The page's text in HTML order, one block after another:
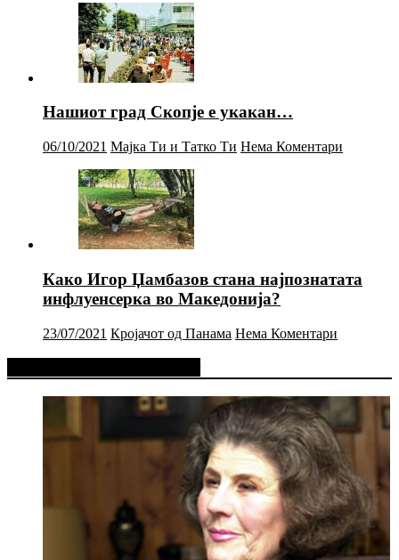
Нашиот град Скопје е укакан…
06/10/2021 Мајка Ти и Татко Ти Нема Коментари
Како Игор Џамбазов стана најпознатата
инфлуенсерка во Македонија?
23/07/2021 Кројачот од Панама Нема Коментари